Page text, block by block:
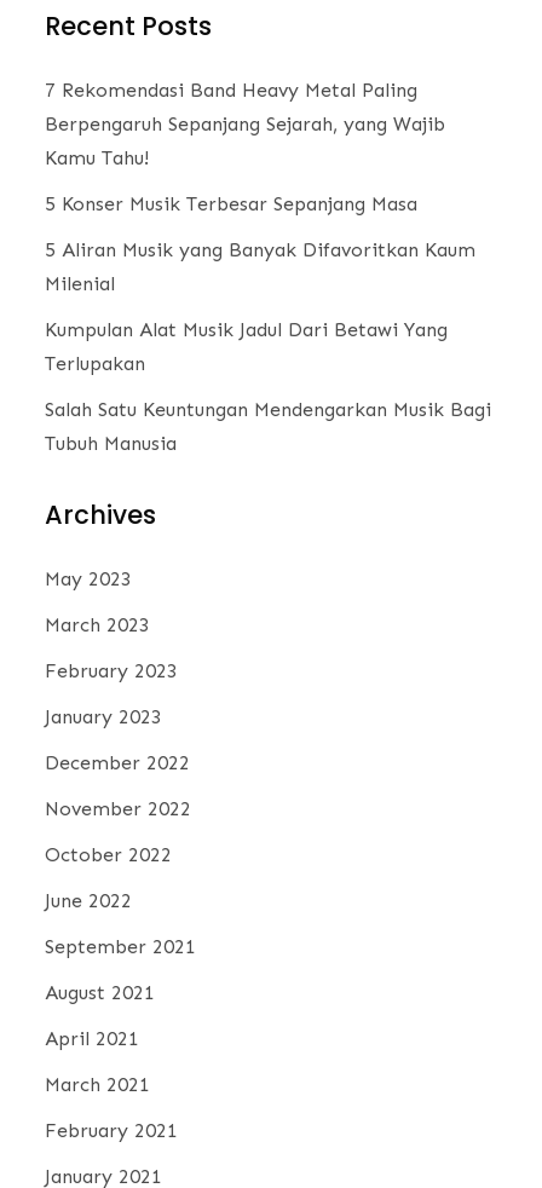
Recent Posts
7 Rekomendasi Band Heavy Metal Paling
Berpengaruh Sepanjang Sejarah, yang Wajib
Kamu Tahu!
5 Konser Musik Terbesar Sepanjang Masa
5 Aliran Musik yang Banyak Difavoritkan Kaum
Milenial
Kumpulan Alat Musik Jadul Dari Betawi Yang
Terlupakan
Salah Satu Keuntungan Mendengarkan Musik Bagi
Tubuh Manusia
Archives
May 2023
March 2023
February 2023
January 2023
December 2022
November 2022
October 2022
June 2022
September 2021
August 2021
April 2021
March 2021
February 2021
January 2021